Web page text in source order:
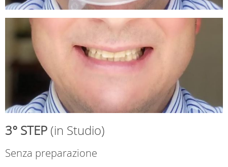
3° STEP (in Studio)
Senza preparazione